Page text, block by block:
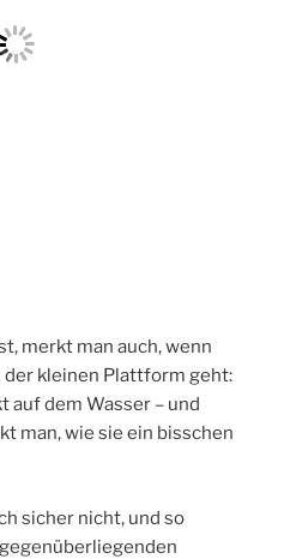
merkt man auch, wenn
der kleinen Plattform geht:
auf dem Wasser – und
man, wie sie ein bisschen
sicher nicht, und so